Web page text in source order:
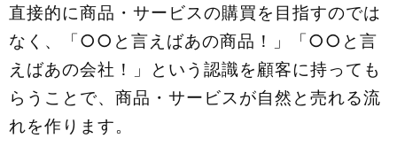
直接的に商品・サービスの購買を目指すのでは
なく、「○○と言えばあの商品！」「○○と言
えばあの会社！」という認識を顧客に持っても
らうことで、商品・サービスが自然と売れる流
れを作ります。